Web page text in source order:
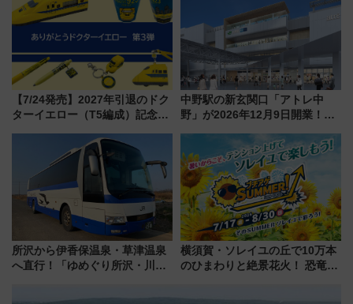
巡るなら使い勝手・コスパ抜群
【7/24発売】2027年引退のドク
ターイエロー（T5編成）記念グ
送の目覚まし時計など通販・販
売店舗まとめ
中野駅の新玄関口「アトレ中
野」が2026年12月9日開業！新
注目スポット
所沢から伊香保温泉・草津温泉
へ直行！「ゆめぐり所沢・川越
横須賀・ソレイユの丘で10万本
のひまわりと絶景花火！ 恐竜や